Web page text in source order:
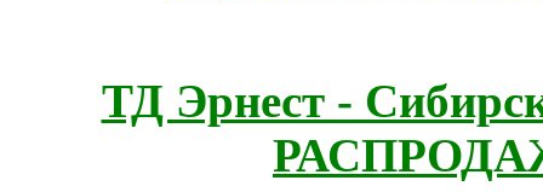
ТД Эрнест -